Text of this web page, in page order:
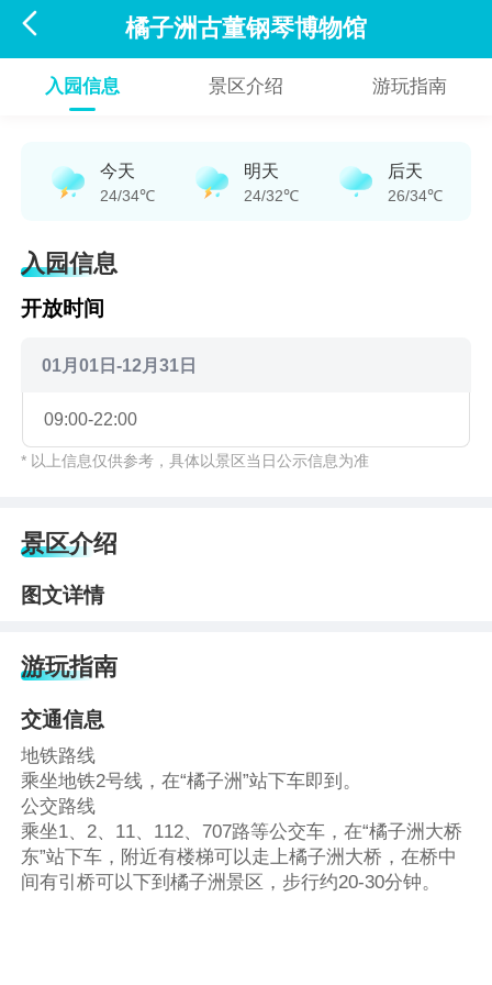
 橘子洲古董钢琴博物馆
入园信息 景区介绍 游玩指南
今天
24/34℃
明天
24/32℃
后天
26/34℃
入园信息
开放时间
01月01日-12月31日
09:00-22:00
* 以上信息仅供参考，具体以景区当日公示信息为准
景区介绍
图文详情
游玩指南
交通信息
地铁路线
乘坐地铁2号线，在“橘子洲”站下车即到。
公交路线
乘坐1、2、11、112、707路等公交车，在“橘子洲大桥
东”站下车，附近有楼梯可以走上橘子洲大桥，在桥中
间有引桥可以下到橘子洲景区，步行约20-30分钟。